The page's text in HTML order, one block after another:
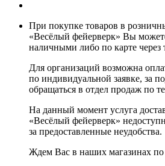
При покупке товаров в
«Весёлый фейерверк» Вы
наличными либо по карте через
Для организаций возможна
по индивидуальной заявке, за
обращаться в отдел продаж по
На данный момент услуга
«Весёлый фейерверк»
за предоставленные неудобства.
Ждем Вас в наших магазинах по